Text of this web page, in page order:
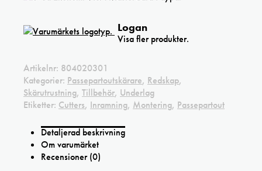
Logan
Visa fler produkter.
Artikelnr: 804020301
Kategorier: Passepartoutskärare, Redskap,
Skärutrustning, Tillbehör, Underlag
Etiketter: Cutters, Inramning, Montering, Passepartout
Detaljerad beskrivning
Om varumärket
Recensioner (0)